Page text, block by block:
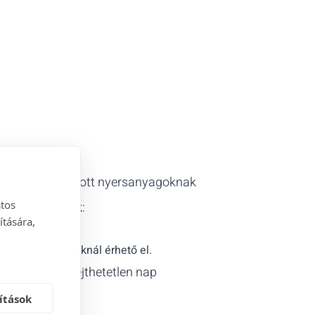
újrahasznosított nyersanyagoknak
:
medáloknál érhető el.
egy felejthetetlen nap